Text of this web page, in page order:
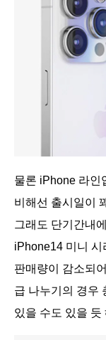
물론 iPhone 라인
비해선 출시일이
그래도 단기간내
iPhone14 미니 시
판매량이 감소되
급 나누기의 경우
있을 수도 있을 듯